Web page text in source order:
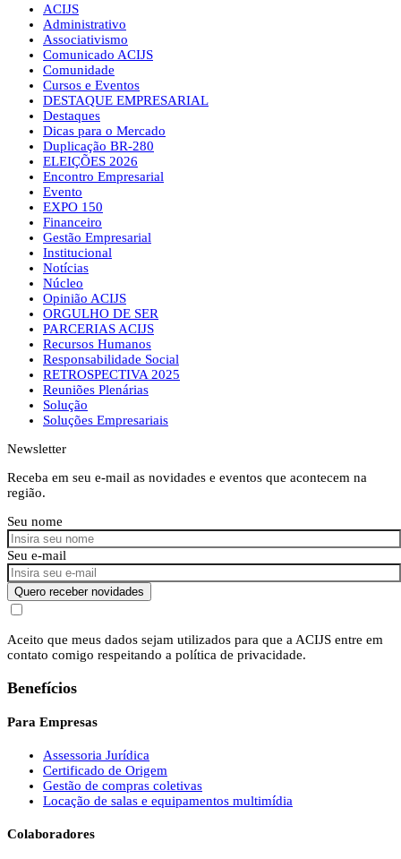
ACIJS
Administrativo
Associativismo
Comunicado ACIJS
Comunidade
Cursos e Eventos
DESTAQUE EMPRESARIAL
Destaques
Dicas para o Mercado
Duplicação BR-280
ELEIÇÕES 2026
Encontro Empresarial
Evento
EXPO 150
Financeiro
Gestão Empresarial
Institucional
Notícias
Núcleo
Opinião ACIJS
ORGULHO DE SER
PARCERIAS ACIJS
Recursos Humanos
Responsabilidade Social
RETROSPECTIVA 2025
Reuniões Plenárias
Solução
Soluções Empresariais
Newsletter
Receba em seu e-mail as novidades e eventos que acontecem na
região.
Seu nome
Seu e-mail
Quero receber novidades
Aceito que meus dados sejam utilizados para que a ACIJS entre em
contato comigo respeitando a política de privacidade.
Benefícios
Para Empresas
Assessoria Jurídica
Certificado de Origem
Gestão de compras coletivas
Locação de salas e equipamentos multimídia
Colaboradores